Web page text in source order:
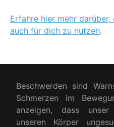
Erfahre hier mehr
auch für dich zu nutzen.
Beschwerden sind
Schmerzen im
anzeigen, dass unser
unseren Körper